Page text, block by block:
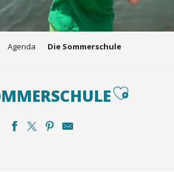
Agenda Die Sommerschule
Ajouter